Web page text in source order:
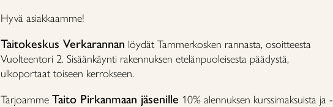
Hyvä asiakkaamme!
Taitokeskus Verkarannan löydät Tammerkosken rannasta, osoitteesta
Vuolteentori 2. Sisäänkäynti rakennuksen etelänpuoleisesta päädystä,
ulkoportaat toiseen kerrokseen.
Tarjoamme Taito Pirkanmaan jäsenille 10% alennuksen kurssimaksuista ja -